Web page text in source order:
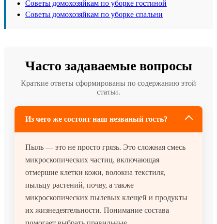
Советы домохозяйкам по уборке гостиной
Советы домохозяйкам по уборке спальни
Часто задаваемые вопросы
Краткие ответы сформированы по содержанию этой
статьи.
Из чего же состоит наш незваный гость?
Пыль — это не просто грязь. Это сложная смесь
микроскопических частиц, включающая
отмершие клетки кожи, волокна текстиля,
пыльцу растений, почву, а также
микроскопических пылевых клещей и продукты
их жизнедеятельности. Понимание состава